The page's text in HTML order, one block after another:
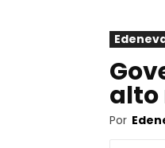
alto
Por